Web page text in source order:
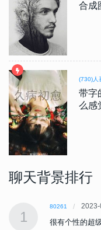
合成
(730)人
带字
么感
聊天背景排行
1
80261
很有个性的超